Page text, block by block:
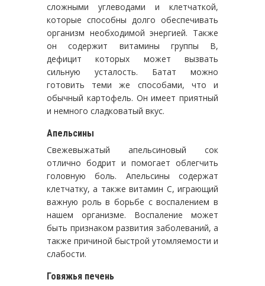
сложными углеводами и клетчаткой,
которые способны долго обеспечивать
организм необходимой энергией. Также
он содержит витамины группы B,
дефицит которых может вызвать
сильную усталость. Батат можно
готовить теми же способами, что и
обычный картофель. Он имеет приятный
и немного сладковатый вкус.
Апельсины
Свежевыжатый апельсиновый сок
отлично бодрит и помогает облегчить
головную боль. Апельсины содержат
клетчатку, а также витамин С, играющий
важную роль в борьбе с воспалением в
нашем организме. Воспаление может
быть признаком развития заболеваний, а
также причиной быстрой утомляемости и
слабости.
Говяжья печень